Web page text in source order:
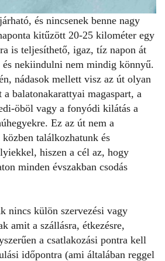
és nincsenek benne nagy
kitűzött 20-25 kilométer egy
is teljesíthető, igaz, tíz napon át
nekiindulni nem mindig könnyű.
nádasok mellett visz az út olyan
balatonakarattyai magaspart, a
öböl vagy a fonyódi kilátás a
Ez az út nem a
találkozhatunk és
hiszen a cél az, hogy
minden évszakban csodás
nincs külön szervezési vagy
amit a szállásra, étkezésre,
a csatlakozási pontra kell
időpontra (ami általában reggel